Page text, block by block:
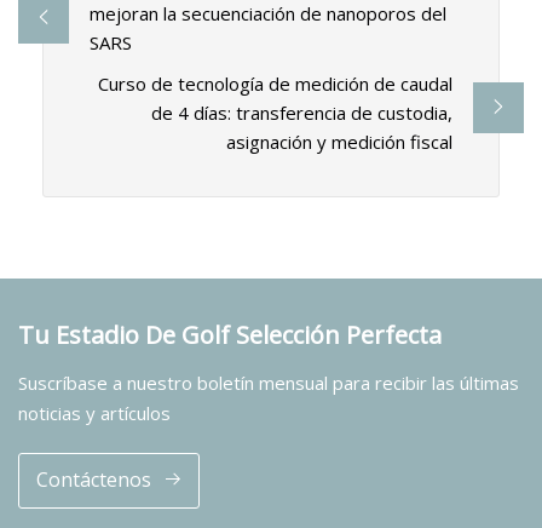
mejoran la secuenciación de nanoporos del
SARS
Curso de tecnología de medición de caudal
de 4 días: transferencia de custodia,
asignación y medición fiscal
Tu Estadio De Golf Selección Perfecta
Suscríbase a nuestro boletín mensual para recibir las últimas
noticias y artículos
Contáctenos